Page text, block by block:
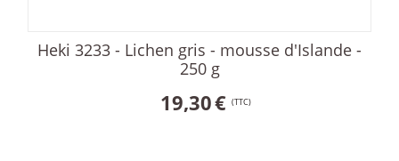
Heki 3233 - Lichen gris - mousse d'Islande -
250 g
19,30€ (TTC)